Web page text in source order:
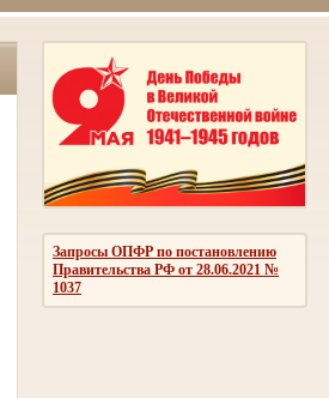
Запросы ОПФР по постановлению
Правительства РФ от 28.06.2021 №
1037